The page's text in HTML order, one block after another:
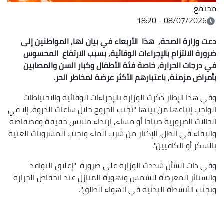
مجتمع
08/07/2026 - 18:20
دعت وزارة الصحة, هذا الأربعاء في بيان لها, المواطنين إلى
ضرورة الالتزام بالإجراءات الوقائية, بسبب الارتفاع المحسوس
في درجات الحرارة, خاصة فئة الأطفال وكبار السن والمصابين
بأمراض مزمنة, باعتبارهم الأكثر عرضة لمخاطر الحر.
وفي هذا الإطار ذكرت الوزارة بالإجراءات الوقائية والاحتياطات
الواجب إتباعها من بينها "تجنب الخروج خلال ساعات الذروة, إلا في
الحالات الضرورية صباحا أو مساء, ارتداء ملابس خفيفة وفضفاضة
والبقاء في الظل, الإكثار من شرب الماء وتجنب المشروبات الغنية
بالسكر أو الكافيين".
وفي ذات الشأن شددت الوزارة على ضرورة "إغلاق النوافذ
والستائر المعرضة للشمس وتهوية المنازل عند انخفاض الحرارة
وتجنب الأنشطة البدنية في الهواء الطلق".